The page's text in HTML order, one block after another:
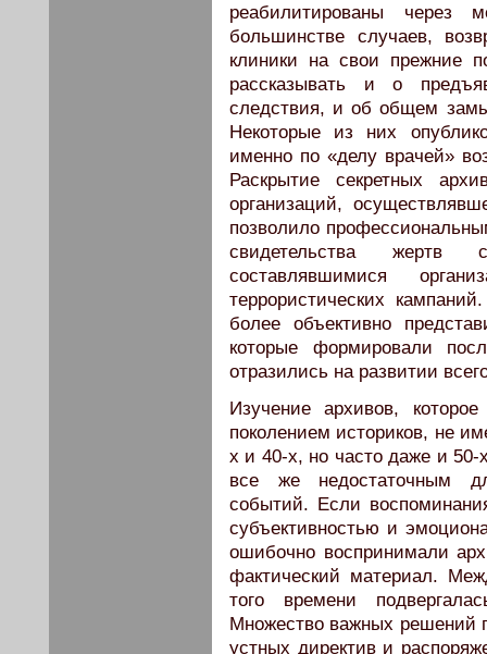
реабилитированы
большинстве случаев,
клиники на свои прежние
рассказывать и о
следствия, и об общем
Некоторые из них
именно по «делу врачей»
Раскрытие секретных
организаций,
позволило
свидетельства жертв
составлявшимися
террористических
более объективно
которые формировали
отразились на развитии
Изучение архивов,
поколением историков, не
х и 40-х, но часто даже и 50-
все же недостаточным
событий. Если
субъективностью и
ошибочно воспринимали
фактический материал.
того времени
Множество важных решений
устных директив и